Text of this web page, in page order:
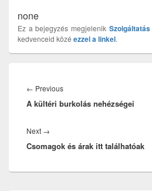
none
Ez a bejegyzés megjelenik Szolgáltatás
kedvenceid közé ezzel a linkel.
navigáció
← PreviousPrevious
post:
A kültéri burkolás nehézségei
Next →
post:
Csomagok és árak itt találhatóak